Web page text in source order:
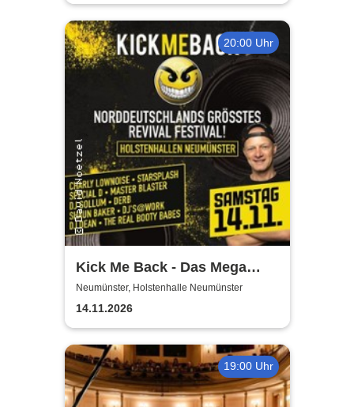
20:00 Uhr
Kick Me Back - Das Mega
Techno Revival Festival
Neumünster, Holstenhalle Neumünster
14.11.2026
19:00 Uhr